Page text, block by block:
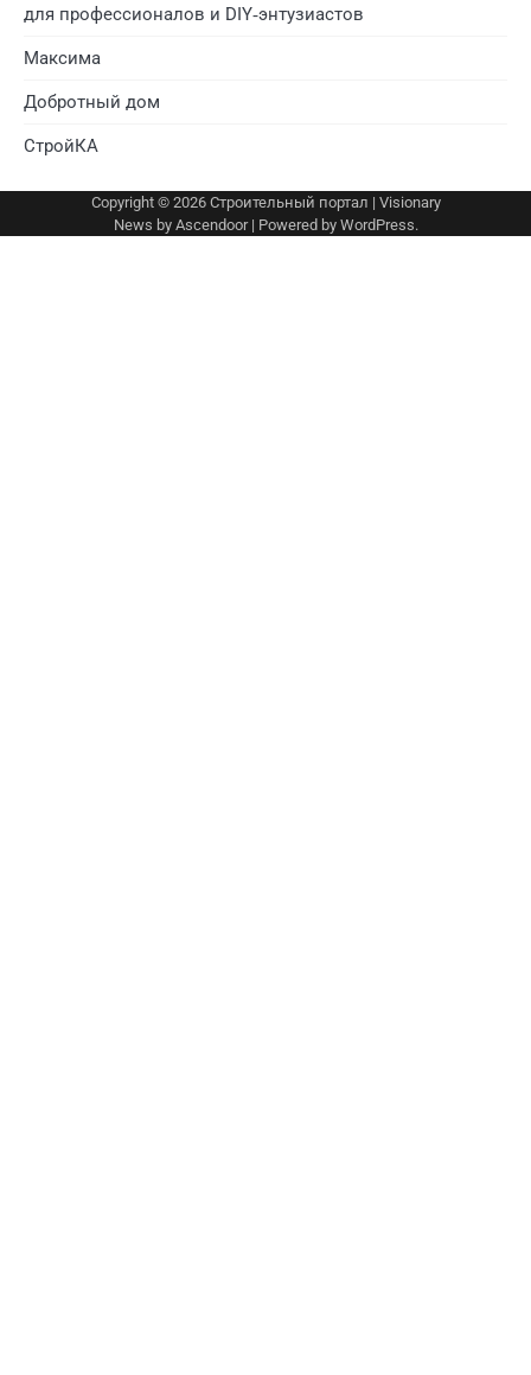
для профессионалов и DIY‑энтузиастов
Максима
Добротный дом
СтройКА
Copyright © 2026 Строительный портал | Visionary
News by Ascendoor| Powered by WordPress.